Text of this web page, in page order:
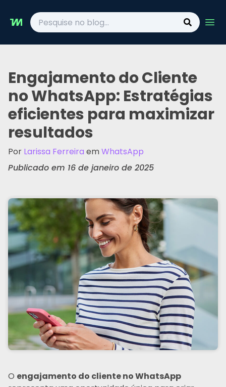
Engajamento do Cliente
no WhatsApp: Estratégias
eficientes para maximizar
resultados
Por Larissa Ferreira emWhatsApp
Publicado em 16 de janeiro de 2025
O engajamento do cliente no WhatsApp